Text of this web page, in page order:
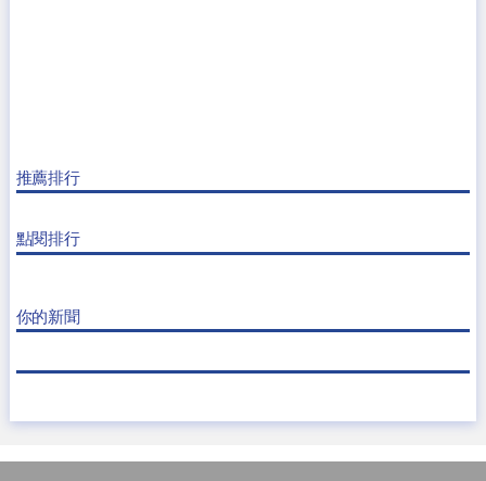
推薦排行
點閱排行
你的新聞